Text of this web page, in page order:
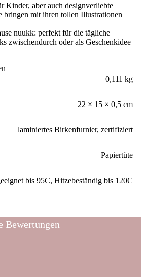
Kinder, aber auch designverliebte
bringen mit ihren tollen Illustrationen
nuukk: perfekt für die tägliche
zwischendurch oder als Geschenkidee
0,111 kg
22 × 15 × 0,5 cm
laminiertes Birkenfurnier, zertifiziert
Papiertüte
bis 95C, Hitzebeständig bis 120C
Bewertungen